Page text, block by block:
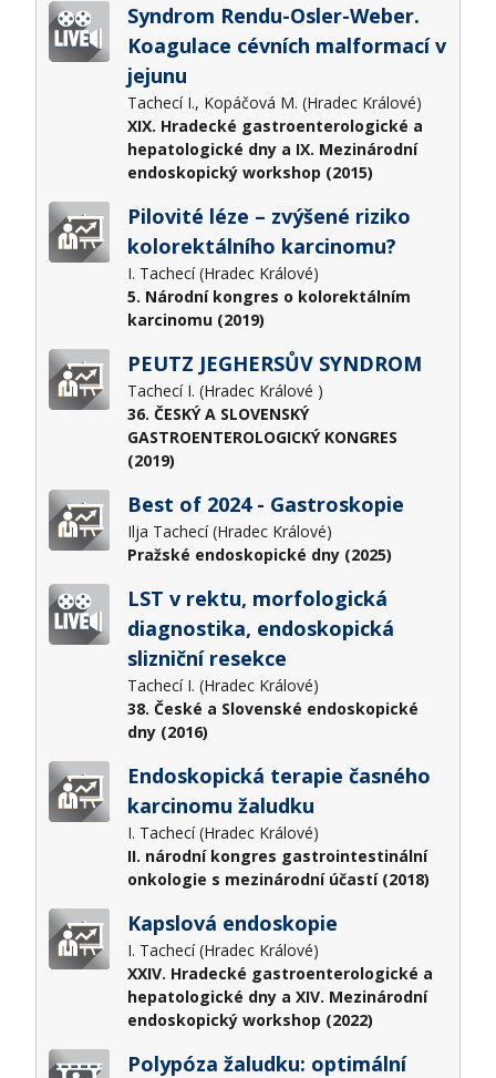
Syndrom Rendu-Osler-Weber.
Koagulace cévních malformací v
jejunu
Tachecí I., Kopáčová M. (Hradec Králové)
XIX. Hradecké gastroenterologické a
hepatologické dny a IX. Mezinárodní
endoskopický workshop (2015)
Pilovité léze – zvýšené riziko
kolorektálního karcinomu?
I. Tachecí (Hradec Králové)
5. Národní kongres o kolorektálním
karcinomu (2019)
PEUTZ JEGHERSŮV SYNDROM
Tachecí I. (Hradec Králové )
36. ČESKÝ A SLOVENSKÝ
GASTROENTEROLOGICKÝ KONGRES
(2019)
Best of 2024 - Gastroskopie
Ilja Tachecí (Hradec Králové)
Pražské endoskopické dny (2025)
LST v rektu, morfologická
diagnostika, endoskopická
slizniční resekce
Tachecí I. (Hradec Králové)
38. České a Slovenské endoskopické
dny (2016)
Endoskopická terapie časného
karcinomu žaludku
I. Tachecí (Hradec Králové)
II. národní kongres gastrointestinální
onkologie s mezinárodní účastí (2018)
Kapslová endoskopie
I. Tachecí (Hradec Králové)
XXIV. Hradecké gastroenterologické a
hepatologické dny a XIV. Mezinárodní
endoskopický workshop (2022)
Polypóza žaludku: optimální